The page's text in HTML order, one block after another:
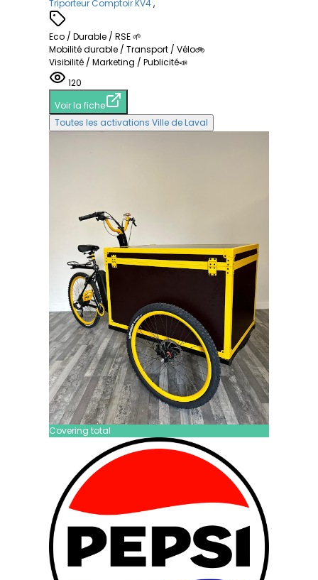
Triporteur Comptoir KV4,
Eco / Durable / RSE 🌱
Mobilité durable / Transport / Vélo🚲
Visibilité / Marketing / Publicité📣
120
Voir la fiche
Toutes les activations Ville de Laval
Covering total